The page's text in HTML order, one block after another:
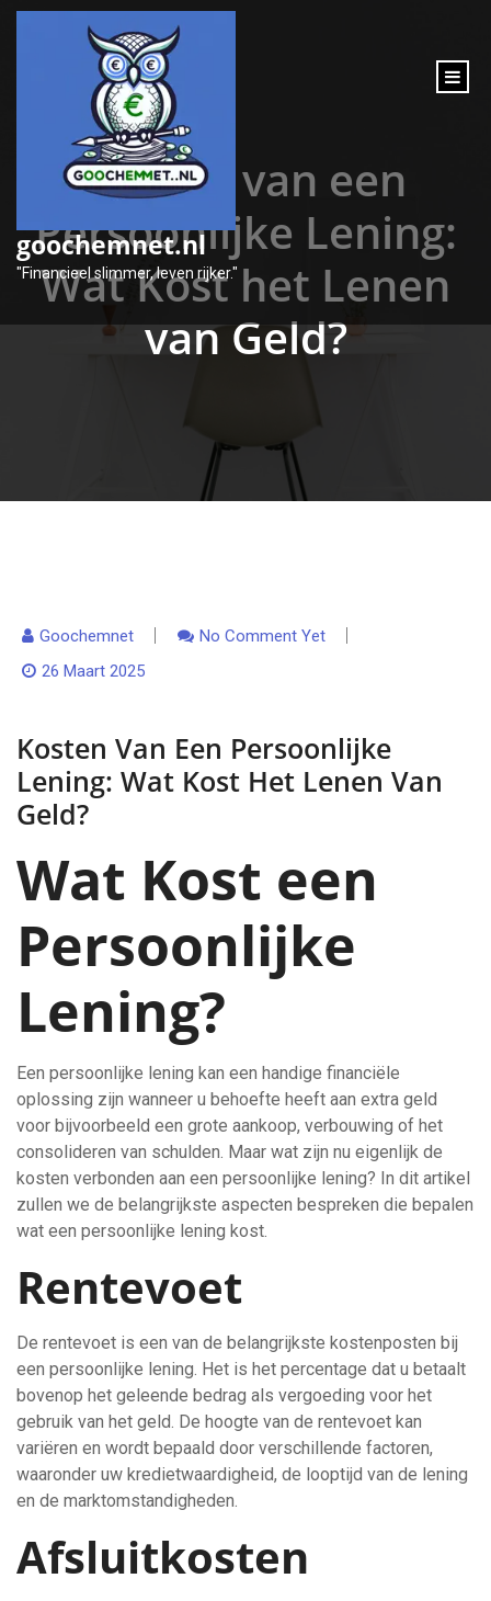
inhoud
goochemnet.nl
"Financieel slimmer, leven rijker."
Kosten van een
Persoonlijke Lening:
Wat Kost het Lenen
van Geld?
Goochemnet
No Comment Yet
26 Maart 2025
Kosten Van Een Persoonlijke
Lening: Wat Kost Het Lenen Van
Geld?
Wat Kost een
Persoonlijke
Lening?
Een persoonlijke lening kan een handige financiële
oplossing zijn wanneer u behoefte heeft aan extra geld
voor bijvoorbeeld een grote aankoop, verbouwing of het
consolideren van schulden. Maar wat zijn nu eigenlijk de
kosten verbonden aan een persoonlijke lening? In dit artikel
zullen we de belangrijkste aspecten bespreken die bepalen
wat een persoonlijke lening kost.
Rentevoet
De rentevoet is een van de belangrijkste kostenposten bij
een persoonlijke lening. Het is het percentage dat u betaalt
bovenop het geleende bedrag als vergoeding voor het
gebruik van het geld. De hoogte van de rentevoet kan
variëren en wordt bepaald door verschillende factoren,
waaronder uw kredietwaardigheid, de looptijd van de lening
en de marktomstandigheden.
Afsluitkosten